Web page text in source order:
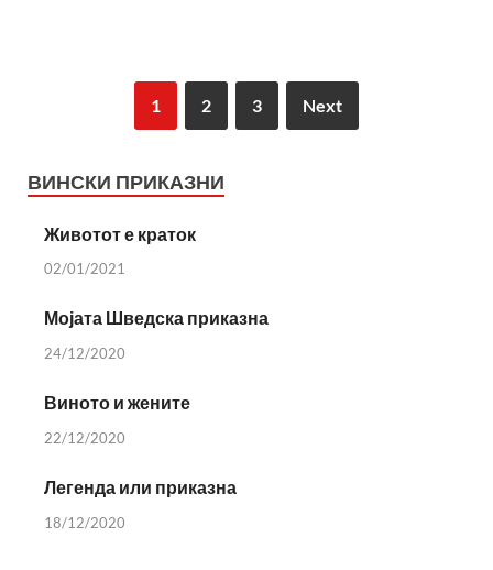
1 2 3 Next
ВИНСКИ ПРИКАЗНИ
Животот е краток
02/01/2021
Мојата Шведска приказна
24/12/2020
Виното и жените
22/12/2020
Легенда или приказна
18/12/2020